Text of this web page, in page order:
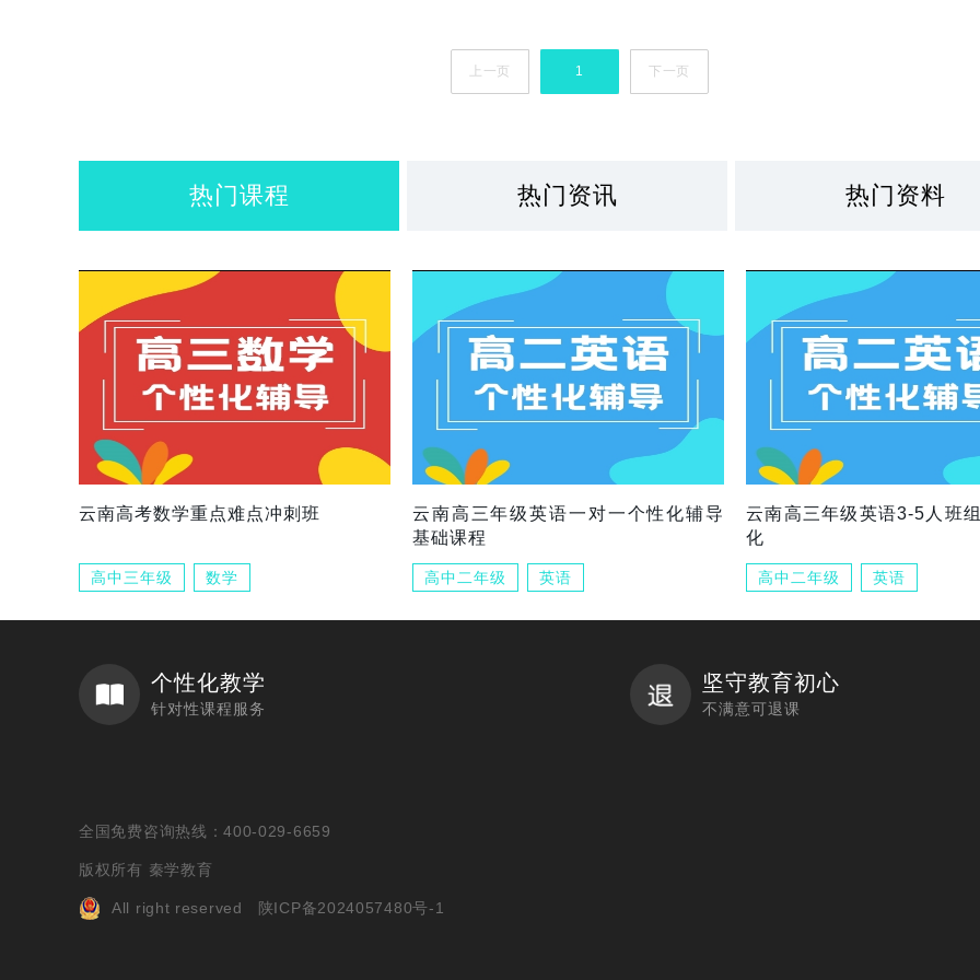
上一页 1 下一页
热门课程 热门资讯 热门资料
云南高考数学重点难点冲刺班
高中三年级 数学
云南高三年级英语一对一个性化辅导
基础课程
高中二年级 英语
云南高三年级英语3-5人班
化
高中二年级 英语
个性化教学
针对性课程服务
坚守教育初心
不满意可退课
全国免费咨询热线：400-029-6659
版权所有 秦学教育
All right reserved 陕ICP备2024057480号-1